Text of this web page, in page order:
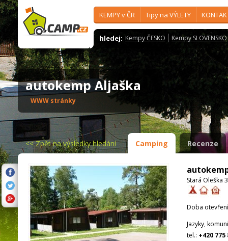
KEMPY v ČR Tipy na VÝLETY
hledej: Kempy ČESKO Kempy SLOVENSKO
autokemp Aljaška
WWW stránky
<<Zpět na výsledky hledání Camping Recenze
Stará Oleška
Doba
Jazyky,
tel.: +420 775